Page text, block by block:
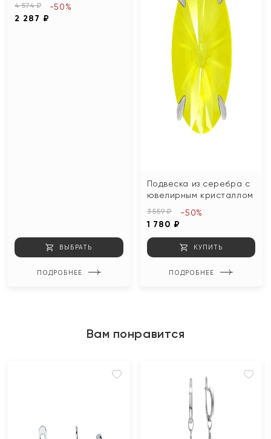
4 574 ₽
2 287 ₽
-50%
ВЫБРАТЬ
ПОДРОБНЕЕ
Подвеска из серебра с
ювелирным кристаллом
3 559 ₽
1 780 ₽
-50%
КУПИТЬ
ПОДРОБНЕЕ
Вам понравится